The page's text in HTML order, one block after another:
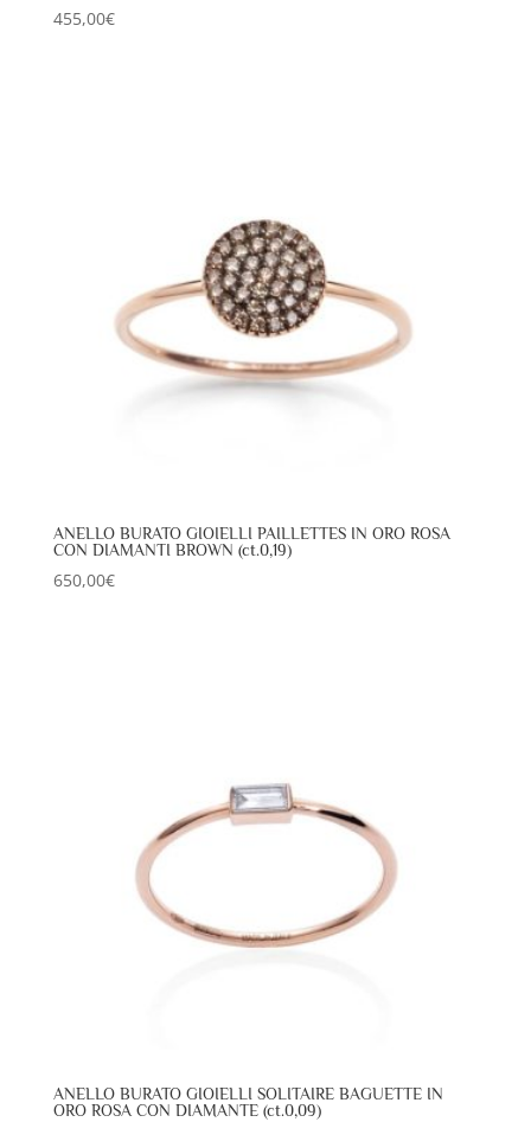
455,00€
ANELLO BURATO GIOIELLI PAILLETTES IN ORO ROSA
CON DIAMANTI BROWN (ct.0,19)
650,00€
ANELLO BURATO GIOIELLI SOLITAIRE BAGUETTE IN
ORO ROSA CON DIAMANTE (ct.0,09)